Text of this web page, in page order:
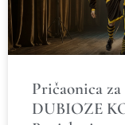
Svečana dodjela 2023.
Pričaonica
DUBIOZE